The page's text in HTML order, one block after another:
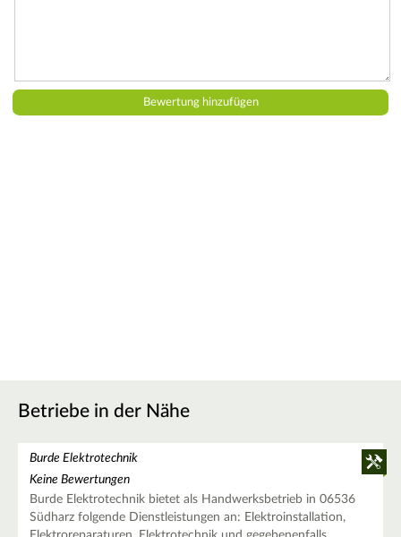
Betriebe in der Nähe
Burde Elektrotechnik
Keine Bewertungen
Burde Elektrotechnik bietet als Handwerksbetrieb in 06536
Südharz folgende Dienstleistungen an: Elektroinstallation,